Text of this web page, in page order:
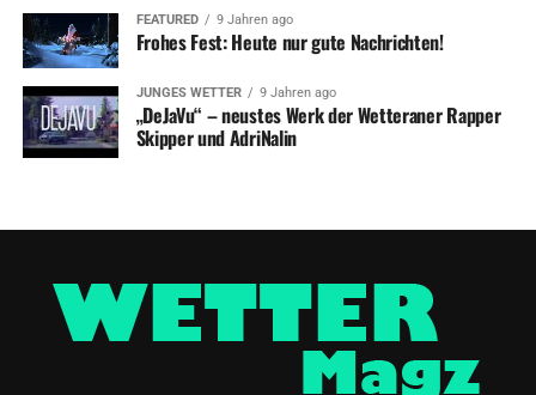
FEATURED 9 Jahren ago
Frohes Fest: Heute nur gute Nachrichten!
JUNGES WETTER 9 Jahren ago
„DeJaVu“ – neustes Werk der Wetteraner Rapper
Skipper und AdriNalin